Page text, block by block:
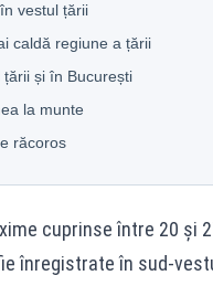
vestul țării
caldă regiune a țării
și în București
la munte
răcoros
cuprinse între 20 și
înregistrate în sud-